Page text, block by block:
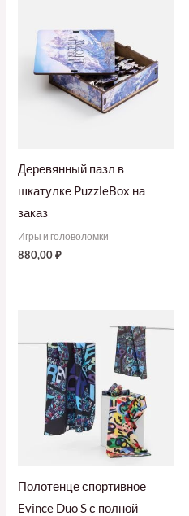
Деревянный пазл в
шкатулке PuzzleBox на
заказ
Игры и головоломки
880,00₽
Полотенце спортивное
Evince Duo S с полной